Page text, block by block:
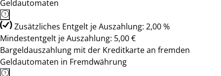
Geldautomaten
Zusätzliches Entgelt je Auszahlung: 2,00 %
Mindestentgelt je Auszahlung: 5,00 €
Bargeldauszahlung mit der Kreditkarte an fremden
Geldautomaten in Fremdwährung